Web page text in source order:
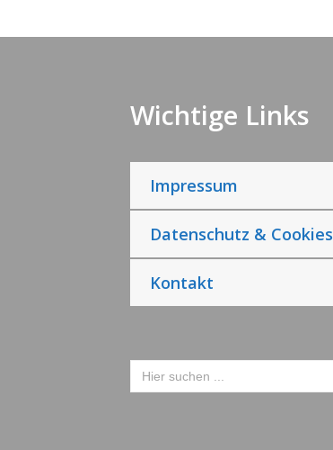
Wichtige Links
Impressum
Datenschutz & Cookies
Kontakt
Search
for: